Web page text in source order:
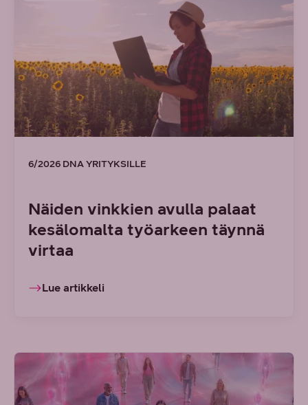
6/2026 DNA YRITYKSILLE
Näiden vinkkien avulla palaat
kesälomalta työarkeen täynnä
virtaa
Lue artikkeli